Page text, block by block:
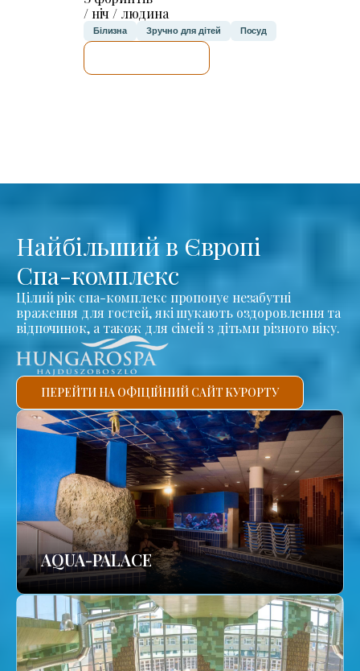
/ ніч / людина
Білизна Зручно для дітей Посуд
Найбільший в Європі
Спа-комплекс
Цілий рік спа-комплекс пропонує незабутні
враження для гостей, які шукають оздоровлення та
відпочинок, а також для сімей з дітьми різного віку.
ПЕРЕЙТИ НА ОФІЦІЙНИЙ САЙТ КУРОРТУ
AQUA-PALACE